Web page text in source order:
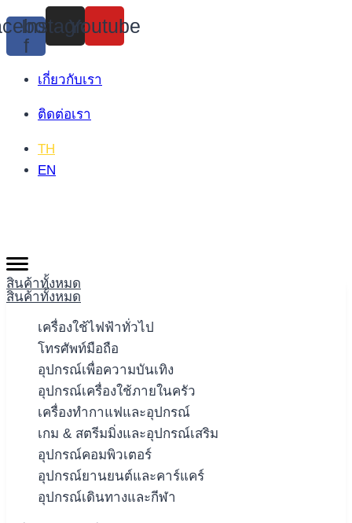
Skip
to
content
f
Instagram
Youtube
เกี่ยวกับเรา
ติดต่อเรา
TH
EN
สินค้าทั้งหมด
สินค้าทั้งหมด
เครื่องใช้ไฟฟ้าทั่วไป
โทรศัพท์มือถือ
อุปกรณ์เพื่อความบันเทิง
อุปกรณ์เครื่องใช้ภายในครัว
เครื่องทำกาแฟและอุปกรณ์
เกม & สตรีมมิ่งและอุปกรณ์เสริม
อุปกรณ์คอมพิวเตอร์
อุปกรณ์ยานยนต์และคาร์แคร์
อุปกรณ์เดินทางและกีฬา